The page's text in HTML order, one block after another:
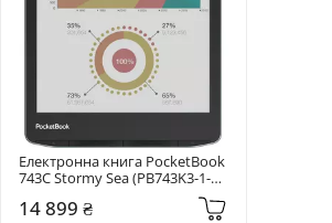
Електронна книга PocketBook
743C Stormy Sea (PB743K3-1-
14 899 ₴